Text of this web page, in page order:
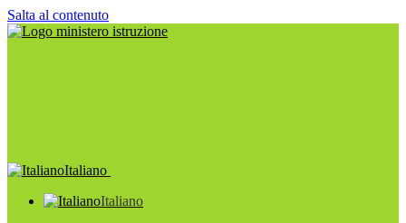
Salta al contenuto
Italiano
Italiano